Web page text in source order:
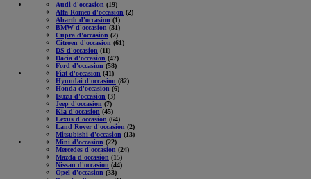
Audi d'occasion (19)
Alfa Romeo d'occasion (2)
Abarth d'occasion (1)
BMW d'occasion (31)
Cupra d'occasion (2)
Citroen d'occasion (61)
DS d'occasion (11)
Dacia d'occasion (47)
Ford d'occasion (58)
Fiat d'occasion (41)
Hyundai d'occasion (82)
Honda d'occasion (6)
Isuzu d'occasion (3)
Jeep d'occasion (7)
Kia d'occasion (45)
Lexus d'occasion (64)
Land Rover d'occasion (2)
Mitsubishi d'occasion (13)
Mini d'occasion (22)
Mercedes d'occasion (24)
Mazda d'occasion (15)
Nissan d'occasion (44)
Opel d'occasion (33)